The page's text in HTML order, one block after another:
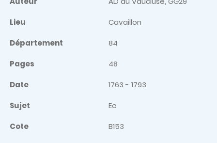
Lieu Cavaillon
Département 84
Pages 48
Date 1763 - 1793
Sujet Ec
Cote B153